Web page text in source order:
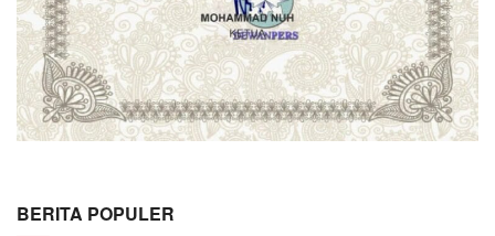
BERITA POPULER